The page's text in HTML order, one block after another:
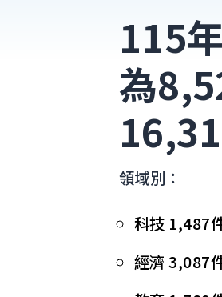
115
為
領域別：
科技 1,487
經濟 3,087